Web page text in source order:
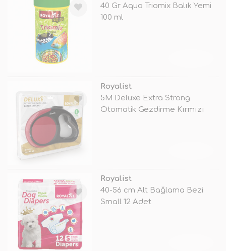
40 Gr Aqua Triomix Balık Yemi
100 ml
Royalist
5M Deluxe Extra Strong
Otomatik Gezdirme Kırmızı
Royalist
40-56 cm Alt Bağlama Bezi
Small 12 Adet